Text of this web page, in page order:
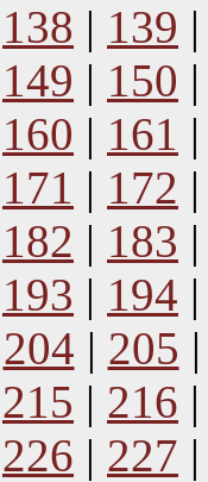
138 | 139
149 | 150
160 | 161
171 | 172
182 | 183
193 | 194
204 | 205
215 | 216
226 | 227